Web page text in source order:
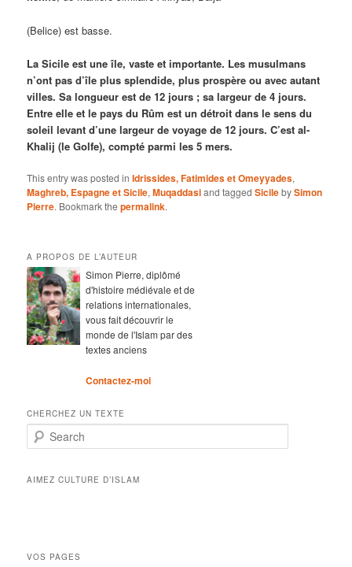
(Belice) est basse.
La Sicile est une île, vaste et importante. Les musulmans
n’ont pas d’île plus splendide, plus prospère ou avec autant
villes. Sa longueur est de 12 jours ; sa largeur de 4 jours.
Entre elle et le pays du Rûm est un détroit dans le sens du
soleil levant d’une largeur de voyage de 12 jours. C’est al-
Khalij (le Golfe), compté parmi les 5 mers.
This entry was posted inIdrissides, Fatimides et Omeyyades,
Maghreb, Espagne et Sicile,Muqaddasiand taggedSicilebySimon
Pierre. Bookmark thepermalink.
A PROPOS DE L’AUTEUR
Simon Pierre, diplômé
d'histoire médiévale et de
relations internationales,
vous fait découvrir le
monde de l'Islam par des
textes anciens
Contactez-moi
CHERCHEZ UN TEXTE
Search
AIMEZ CULTURE D’ISLAM
VOS PAGES